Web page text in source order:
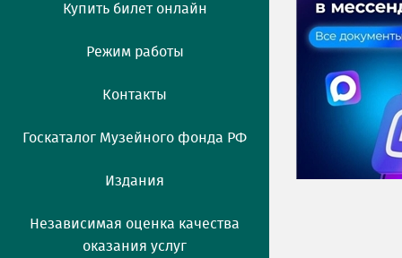
Купить билет онлайн
Режим работы
Контакты
Госкаталог Музейного фонда РФ
Издания
Независимая оценка качества
оказания услуг